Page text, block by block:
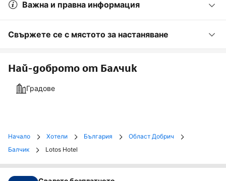
Важна и правна информация
Свържете се с мястото за настаняване
Най-доброто от Балчик
Градове
Начало Хотели България
Област Добрич
Балчик
Lotos Hotel